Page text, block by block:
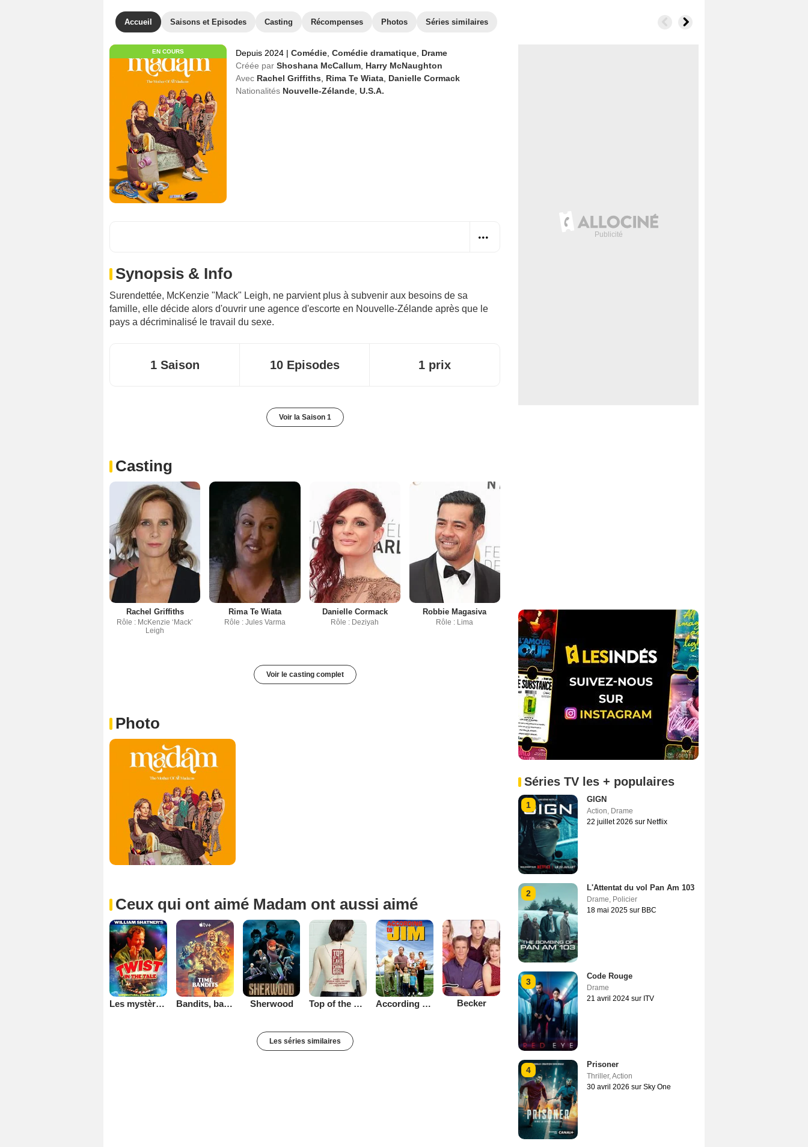
Accueil Saisons et Episodes Casting Récompenses Photos Séries similaires
EN COURS Depuis 2024 | Comédie Comédie dramatique Drame
Créée par Shoshana McCallum Harry McNaughton
Avec Rachel Griffiths Rima Te Wiata Danielle Cormack
Nationalités Nouvelle-Zélande U.S.A.
Synopsis & Info
Surendettée, McKenzie "Mack" Leigh, ne parvient plus à subvenir aux besoins de sa
famille, elle décide alors d'ouvrir une agence d'escorte en Nouvelle-Zélande après que le
pays a décriminalisé le travail du sexe.
1 Saison 10 Episodes 1 prix
Voir la Saison 1
Casting
Rachel Griffiths
Rôle : McKenzie ‘Mack’
Leigh
Rima Te Wiata
Rôle : Jules Varma
Danielle Cormack
Rôle : Deziyah
Robbie Magasiva
Rôle : Lima
Voir le casting complet
Photo
Ceux qui ont aimé Madam ont aussi aimé
Les mystères de la bibliothèque Bandits, bandits Sherwood Top of the Lake According to Jim Becker
Les séries similaires
Séries TV les + populaires
1
GIGN
Action, Drame
22 juillet 2026 sur Netflix
2
L'Attentat du vol Pan Am 103
Drame, Policier
18 mai 2025 sur BBC
3
Code Rouge
Drame
21 avril 2024 sur ITV
4
Prisoner
Thriller,Action
30 avril 2026 sur Sky One